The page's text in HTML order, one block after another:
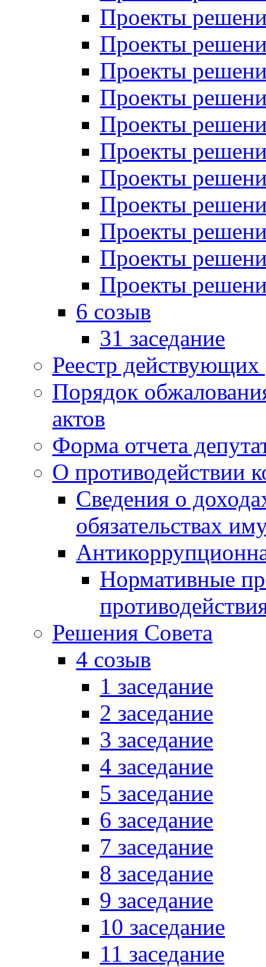
Проекты
Проекты
Проекты
Проекты
Проекты
Проекты
Проекты
Проекты
Проекты
Проекты
Проекты
6 созыв
31 заседание
Реестр
Порядок
актов
Форма отчета
О противодействии
Сведения о
обязательствах
Нормативные
Решения Совета
4 созыв
1 заседание
2 заседание
3 заседание
4 заседание
5 заседание
6 заседание
7 заседание
8 заседание
9 заседание
10 заседание
11 заседание